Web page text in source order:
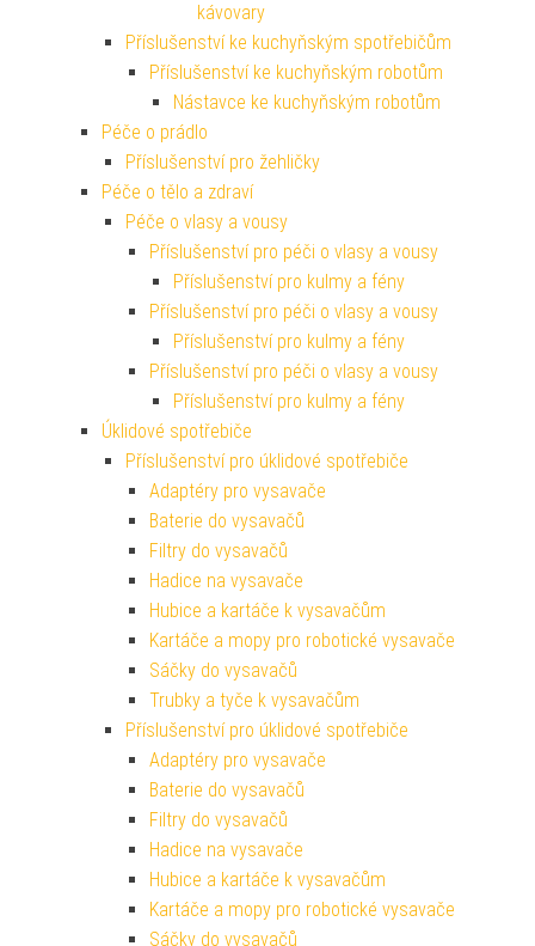
kávovary
Příslušenství ke kuchyňským spotřebičům
Příslušenství ke kuchyňským robotům
Nástavce ke kuchyňským robotům
Péče o prádlo
Příslušenství pro žehličky
Péče o tělo a zdraví
Péče o vlasy a vousy
Příslušenství pro péči o vlasy a vousy
Příslušenství pro kulmy a fény
Příslušenství pro péči o vlasy a vousy
Příslušenství pro kulmy a fény
Příslušenství pro péči o vlasy a vousy
Příslušenství pro kulmy a fény
Úklidové spotřebiče
Příslušenství pro úklidové spotřebiče
Adaptéry pro vysavače
Baterie do vysavačů
Filtry do vysavačů
Hadice na vysavače
Hubice a kartáče k vysavačům
Kartáče a mopy pro robotické vysavače
Sáčky do vysavačů
Trubky a tyče k vysavačům
Příslušenství pro úklidové spotřebiče
Adaptéry pro vysavače
Baterie do vysavačů
Filtry do vysavačů
Hadice na vysavače
Hubice a kartáče k vysavačům
Kartáče a mopy pro robotické vysavače
Sáčky do vysavačů